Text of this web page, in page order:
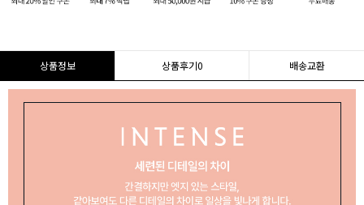
상품정보 상품후기0 배송교환